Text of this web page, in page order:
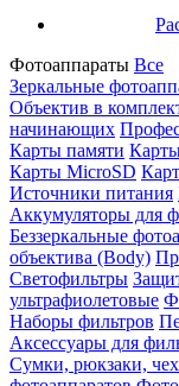
Фотоаппараты Все
Зеркальные
Объектив в
начинающих
Карты памяти
Карты MicroSD
Источники питания
Аккумуляторы для
Беззеркальные
объектива (Body)
Светофильтры
ультрафиолетовые
Наборы фильтров
Аксессуары для
Сумки, рюкзаки,